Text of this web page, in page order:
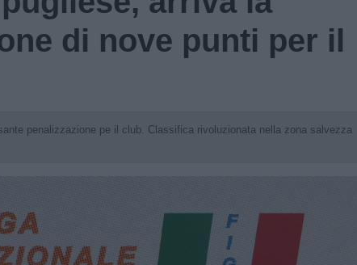
di nove punti per il
penalizzazione pe il club. Classifica rivoluzionata nella zona salvezza